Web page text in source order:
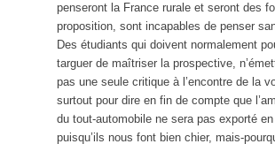
penseront la France rurale et seront des
proposition, sont incapables de penser
Des étudiants qui doivent normalement
targuer de maîtriser la prospective,
pas une seule critique à l’encontre de la
surtout pour dire en fin de compte que
du tout-automobile ne sera pas exporté
puisqu’ils nous font bien chier, mais-